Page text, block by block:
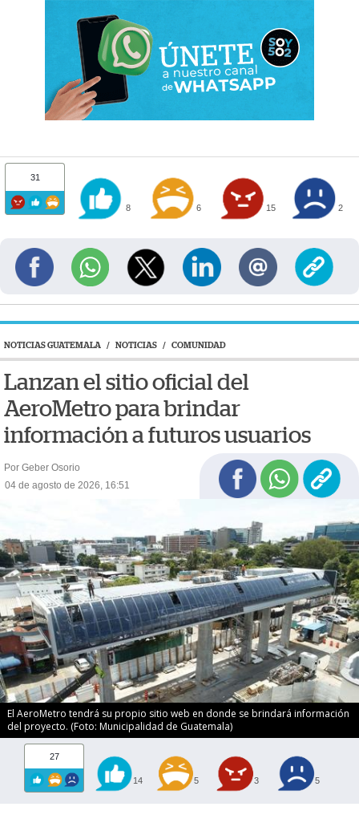
31
8 6 15 2
NOTICIAS GUATEMALA / NOTICIAS / COMUNIDAD
Lanzan el sitio oficial del
AeroMetro para brindar
información a futuros usuarios
Por Geber Osorio
04 de agosto de 2026, 16:51
El AeroMetro tendrá su propio sitio web en donde se brindará información
del proyecto. (Foto: Municipalidad de Guatemala)
27
14 5 3 5